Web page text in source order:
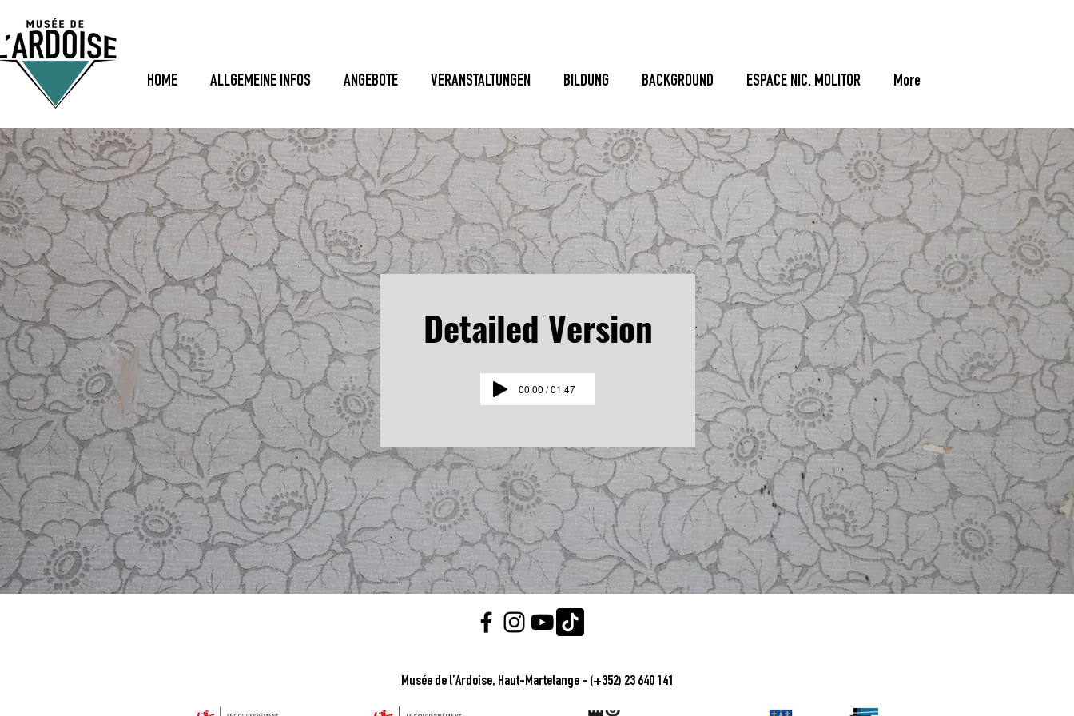
HOME ALLGEMEINE INFOS ANGEBOTE VERANSTALTUNGEN BILDUNG BACKGROUND ESPACE NIC. MOLITOR More
Detailed Version
00:00 / 01:47
Musée de l’Ardoise, Haut-Martelange - (+352) 23 640 141